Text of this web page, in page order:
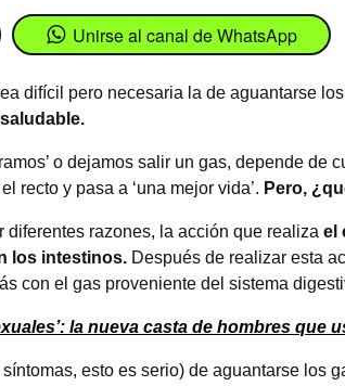
Unirse al canal de WhatsApp
difícil pero necesaria la de aguantarse
o dejamos salir un gas, depende
recto y pasa a ‘una mejor vida’. Pero,
diferentes razones, la acción que realiza el
los intestinos. Después de realizar esta
con el gas proveniente del sistema
la nueva casta de hombres que
esto es serio) de aguantarse